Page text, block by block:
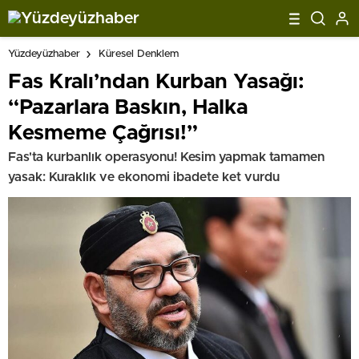
Yüzdeyüzhaber Küresel Denklem
Fas Kralı’ndan Kurban Yasağı:
“Pazarlara Baskın, Halka
Kesmeme Çağrısı!”
Fas'ta kurbanlık operasyonu! Kesim yapmak tamamen
yasak: Kuraklık ve ekonomi ibadete ket vurdu